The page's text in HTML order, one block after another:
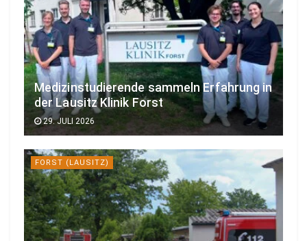
Medizinstudierende sammeln Erfahrung in
der Lausitz Klinik Forst
29. JULI 2026
FORST (LAUSITZ)